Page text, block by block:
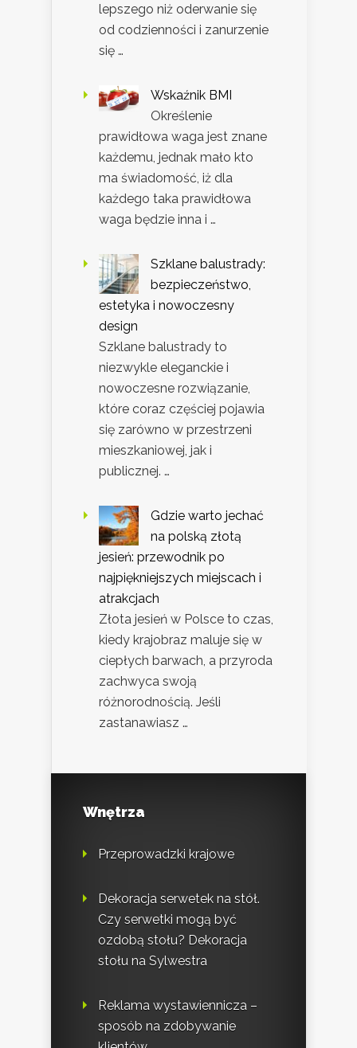
lepszego niż oderwanie się
od codzienności i zanurzenie
się …
Wskaźnik BMI
Określenie
prawidłowa waga jest znane
każdemu, jednak mało kto
ma świadomość, iż dla
każdego taka prawidłowa
waga będzie inna i …
Szklane balustrady:
bezpieczeństwo,
estetyka i nowoczesny
design
Szklane balustrady to
niezwykle eleganckie i
nowoczesne rozwiązanie,
które coraz częściej pojawia
się zarówno w przestrzeni
mieszkaniowej, jak i
publicznej. …
Gdzie warto jechać
na polską złotą
jesień: przewodnik po
najpiękniejszych miejscach i
atrakcjach
Złota jesień w Polsce to czas,
kiedy krajobraz maluje się w
ciepłych barwach, a przyroda
zachwyca swoją
różnorodnością. Jeśli
zastanawiasz …
Wnętrza
Przeprowadzki krajowe
Dekoracja serwetek na stół.
Czy serwetki mogą być
ozdobą stołu? Dekoracja
stołu na Sylwestra
Reklama wystawiennicza –
sposób na zdobywanie